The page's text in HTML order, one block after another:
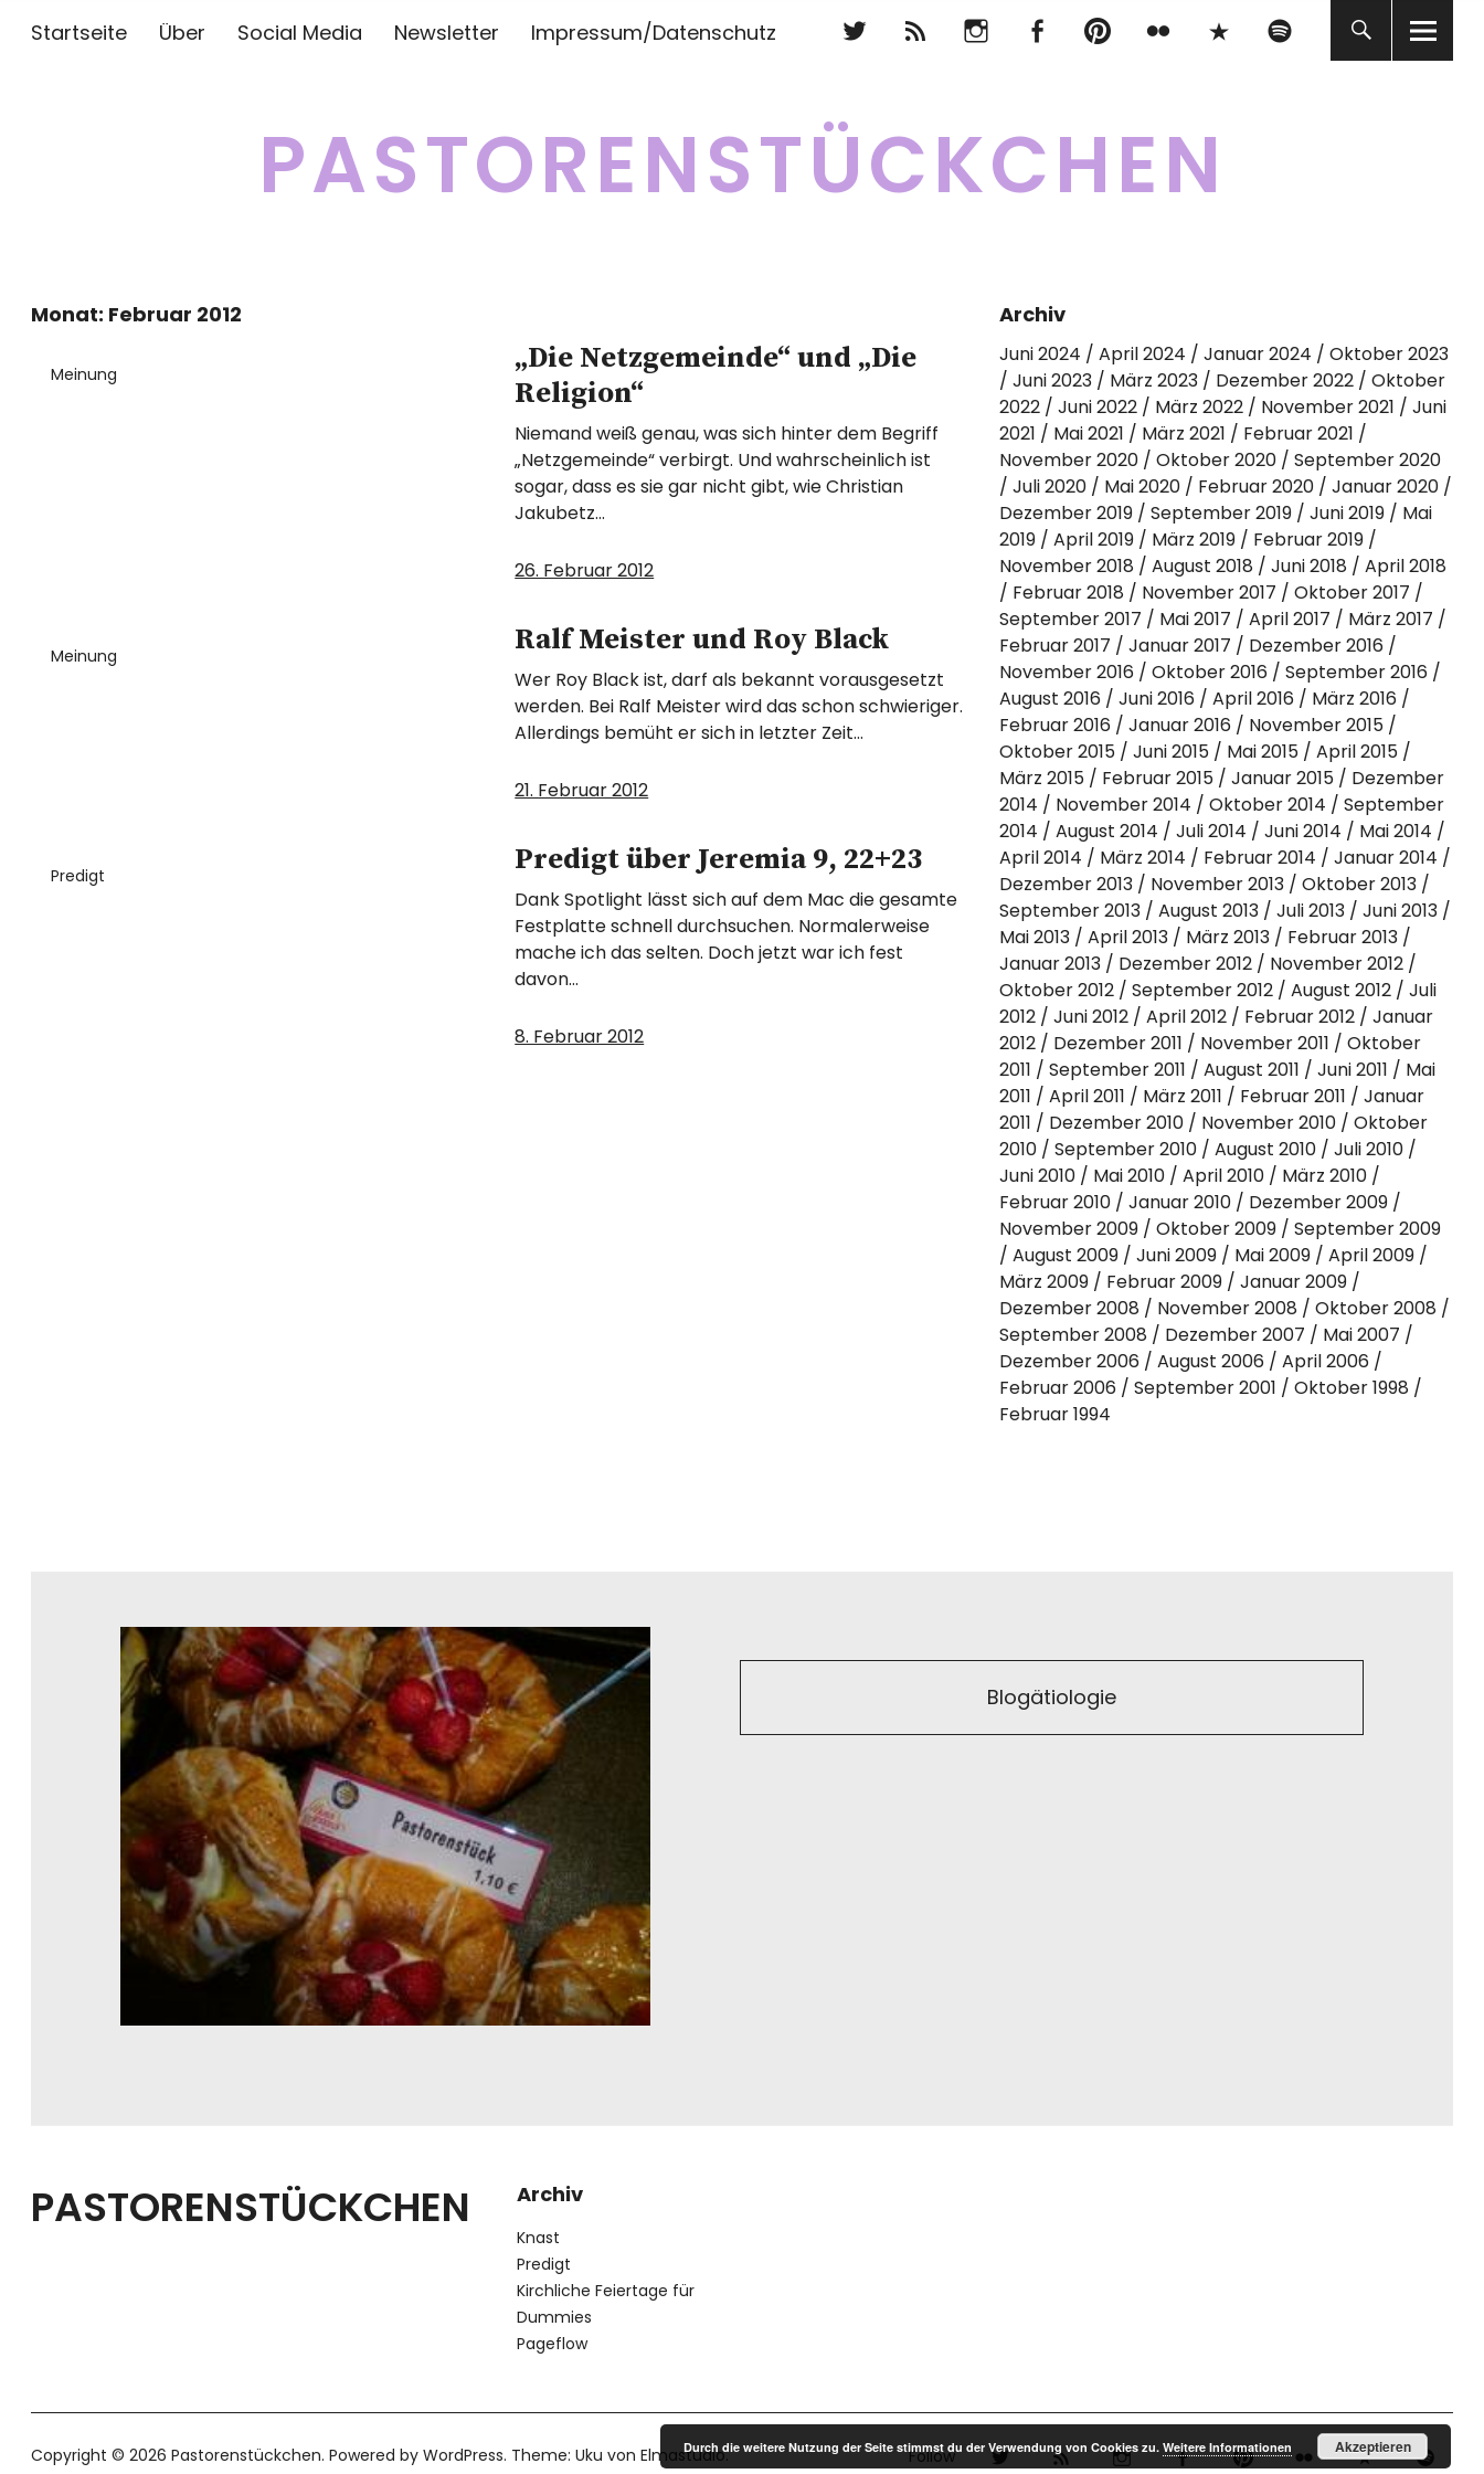
Startseite Über Social Media Newsletter Impressum/Datenschutz
PASTORENSTÜCKCHEN
InstagramFacebookpinterest Spotify
Monat: Februar 2012
Meinung
„Die Netzgemeinde“ und „Die
Religion“
Niemand weiß genau, was sich hinter dem Begriff
„Netzgemeinde“ verbirgt. Und wahrscheinlich ist
sogar, dass es sie gar nicht gibt, wie Christian
Jakubetz…
26. Februar 2012
Meinung Ralf Meister und Roy Black
Wer Roy Black ist, darf als bekannt vorausgesetzt
werden. Bei Ralf Meister wird das schon schwieriger.
Allerdings bemüht er sich in letzter Zeit…
21. Februar 2012
Predigt Predigt über Jeremia 9, 22+23
Dank Spotlight lässt sich auf dem Mac die gesamte
Festplatte schnell durchsuchen. Normalerweise
mache ich das selten. Doch jetzt war ich fest
davon…
8. Februar 2012
Archiv
Juni 2024 April 2024 Januar 2024
Oktober 2023
Juni 2023
März 2023 Dezember 2022
Oktober
2022
Juni 2022 März 2022 November 2021
Juni
2021
Mai 2021 März 2021
Februar 2021
November 2020
Oktober 2020
September 2020
Juli 2020
Mai 2020 Februar 2020
Januar 2020
Dezember 2019
September 2019 Juni 2019
Mai
2019
April 2019 März 2019
Februar 2019
November 2018
August 2018 Juni 2018
April 2018
Februar 2018
November 2017
Oktober 2017
September 2017
Mai 2017 April 2017
März 2017
Februar 2017
Januar 2017
Dezember 2016
November 2016
Oktober 2016
September 2016
August 2016
Juni 2016 April 2016
März 2016
Februar 2016
Januar 2016
November 2015
Oktober 2015
Juni 2015 Mai 2015
April 2015
März 2015
Februar 2015 Januar 2015
Dezember
2014
November 2014 Oktober 2014
September
2014
August 2014 Juli 2014 Juni 2014
Mai 2014
April 2014
März 2014 Februar 2014
Januar 2014
Dezember 2013
November 2013
Oktober 2013
September 2013
August 2013 Juli 2013
Juni 2013
Mai 2013
April 2013 März 2013
Februar 2013
Januar 2013
Dezember 2012
November 2012
Oktober 2012
September 2012 August 2012
Juli
2012
Juni 2012 April 2012 Februar 2012
Januar
2012
Dezember 2011 November 2011
Oktober
2011
September 2011 August 2011 Juni 2011
Mai
2011
April 2011 März 2011 Februar 2011
Januar
2011
Dezember 2010 November 2010
Oktober
2010
September 2010 August 2010
Juli 2010
Juni 2010
Mai 2010 April 2010
März 2010
Februar 2010
Januar 2010
Dezember 2009
November 2009
Oktober 2009
September 2009
August 2009
Juni 2009 Mai 2009
April 2009
März 2009
Februar 2009
Januar 2009
Dezember 2008
November 2008
Oktober 2008
September 2008
Dezember 2007
Mai 2007
Dezember 2006
August 2006
April 2006
Februar 2006
September 2001
Oktober 1998
Februar 1994
Blogätiologie
PASTORENSTÜCKCHEN Archiv
Knast
Predigt
Kirchliche Feiertage für
Dummies
Pageflow
Copyright © 2026 Pastorenstückchen Powered by WordPress Theme: Uku von Elmastudio Follow
Durch die weitere Nutzung der Seite stimmst du der Verwendung von Cookies zu. Weitere Informationen Akzeptieren